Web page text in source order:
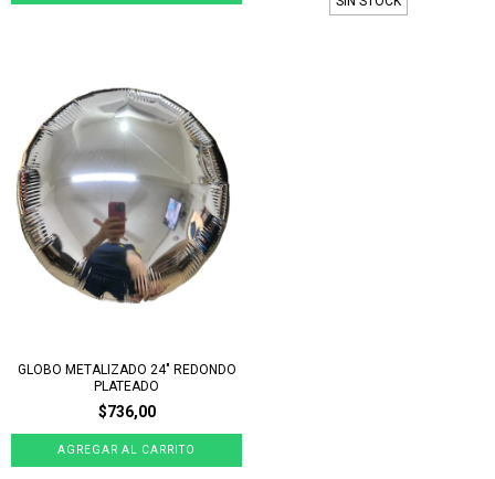
GLOBO METALIZADO 24" REDONDO
PLATEADO
$736,00